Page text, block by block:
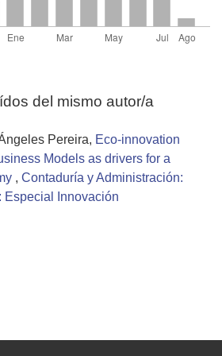
del mismo autor/a
Pereira, Eco-innovation
Models as drivers for a
, Contaduría y Administración:
Especial Innovación